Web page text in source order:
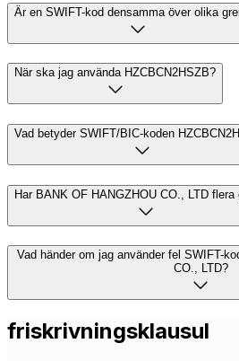
Är en SWIFT-kod densamma över olika
När ska jag använda HZCBCN2HSZB?
Vad betyder SWIFT/BIC-koden
Har BANK OF HANGZHOU CO., LTD flera
Vad händer om jag använder fel SWIFT-
CO., LTD?
friskrivningsklausul